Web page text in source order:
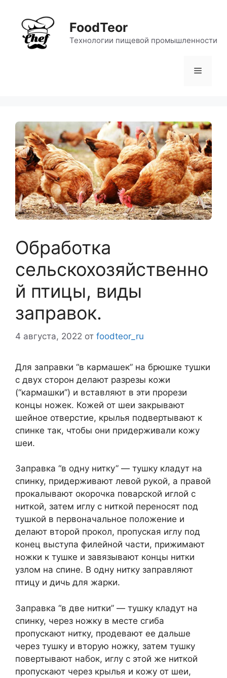
содержимому
FoodTeor
Технологии пищевой промышленности
Меню
Обработка
сельскохозяйственно
й птицы, виды
заправок.
4 августа, 2022 от foodteor_ru
Для заправки “в кармашек” на брюшке тушки
с двух сторон делают разрезы кожи
(“кармашки”) и вставляют в эти прорези
концы ножек. Кожей от шеи закрывают
шейное отверстие, крылья подвертывают к
спинке так, чтобы они придерживали кожу
шеи.
Заправка “в одну нитку” — тушку кладут на
спинку, придерживают левой рукой, а правой
прокалывают окорочка поварской иглой с
ниткой, затем иглу с ниткой переносят под
тушкой в первоначальное положение и
делают второй прокол, пропуская иглу под
конец выступа филейной части, прижимают
ножки к тушке и завязывают концы нитки
узлом на спине. В одну нитку заправляют
птицу и дичь для жарки.
Заправка “в две нитки” — тушку кладут на
спинку, через ножку в месте сгиба
пропускают нитку, продевают ее дальше
через тушку и вторую ножку, затем тушку
повертывают набок, иглу с этой же ниткой
пропускают через крылья и кожу от шеи,